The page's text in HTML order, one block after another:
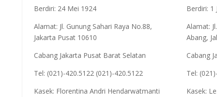
Berdiri: 24 Mei 1924
Alamat: Jl. Gunung Sahari Raya No.88,
Jakarta Pusat 10610
Cabang Jakarta Pusat Barat Selatan
Tel: (021)-420.5122 (021)-420.5122
Kasek: Florentina Andri Hendarwatmanti
Berdiri: 1
Alamat:
Abang,
Cabang
Tel:
Kasek: